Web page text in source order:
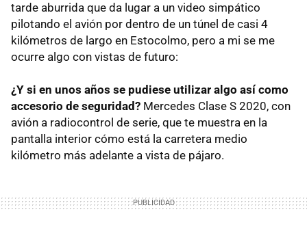
tarde aburrida que da lugar a un video simpático
pilotando el avión por dentro de un túnel de casi 4
kilómetros de largo en Estocolmo, pero a mi se me
ocurre algo con vistas de futuro:
¿Y si en unos años se pudiese utilizar algo así como
accesorio de seguridad? Mercedes Clase S 2020, con
avión a radiocontrol de serie, que te muestra en la
pantalla interior cómo está la carretera medio
kilómetro más adelante a vista de pájaro.